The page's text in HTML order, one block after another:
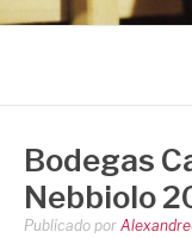
Bodegas
Nebbiolo
Publicado por Alexandre